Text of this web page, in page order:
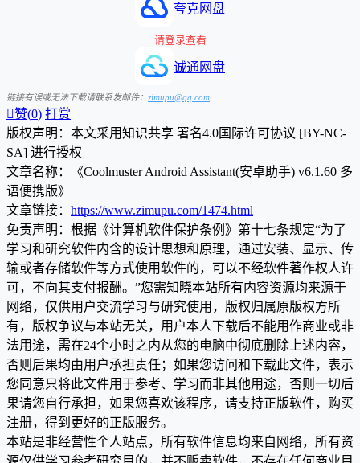
夸克网盘
请登录查看
诚通网盘
链接有误或无法下载请联系发邮件： zimupu@qq.com
赞(0) 打赏
版权声明：本文采用知识共享 署名4.0国际许可协议 [BY-NC-
SA] 进行授权
文章名称：《Coolmuster Android Assistant(安卓助手) v6.1.60 多
语便携版》
文章链接： https://www.zimupu.com/1474.html
免责声明：根据《计算机软件保护条例》第十七条规定“为了
学习和研究软件内含的设计思想和原理，通过安装、显示、传
输或者存储软件等方式使用软件的，可以不经软件著作权人许
可，不向其支付报酬。”您需知晓本站所有内容资源均来源于
网络，仅供用户交流学习与研究使用，版权归属原版权方所
有，版权争议与本站无关，用户本人下载后不能用作商业或非
法用途，需在24个小时之内从您的电脑中彻底删除上述内容，
否则后果均由用户承担责任；如果您访问和下载此文件，表示
您同意只将此文件用于参考、学习而非其他用途，否则一切后
果请您自行承担，如果您喜欢该程序，请支持正版软件，购买
注册，得到更好的正版服务。
本站是非经营性个人站点，所有软件信息均来自网络，所有资